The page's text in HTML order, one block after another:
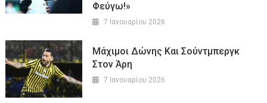
Φεύγω!»
7 Ιανουαρίου 2026
Μάχιμοι Δώνης Και Σούντμπεργκ
Στον Άρη
7 Ιανουαρίου 2026